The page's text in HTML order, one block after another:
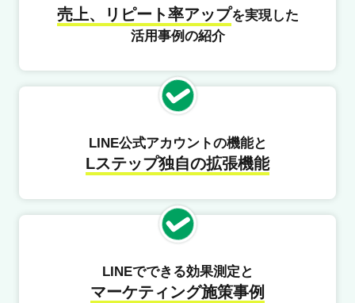
売上、リピート率アップを実現した
活用事例の紹介
LINE公式アカウントの機能と
Lステップ独自の拡張機能
LINEでできる効果測定と
マーケティング施策事例